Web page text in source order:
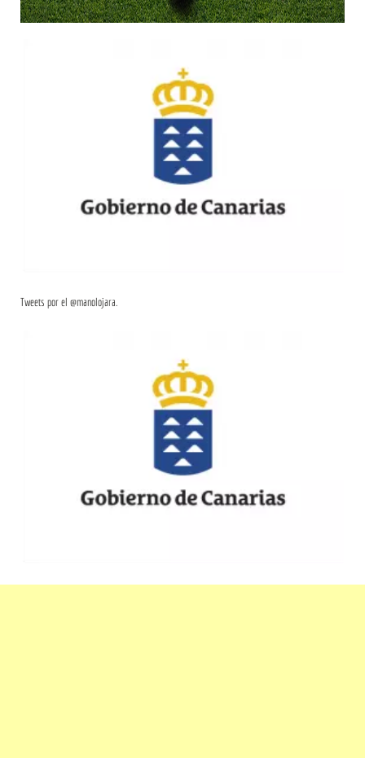
Tweets por el @manolojara.